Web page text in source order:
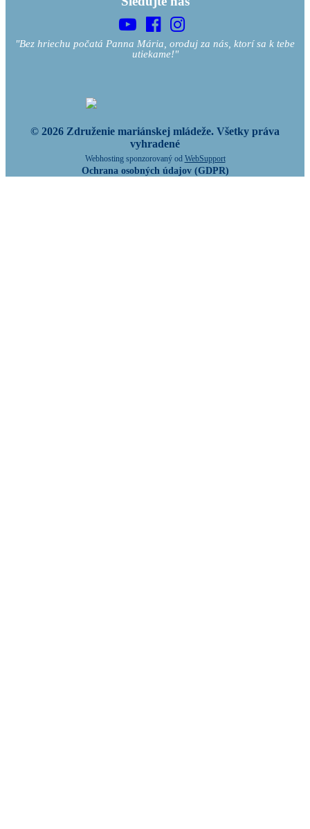
"Bez hriechu počatá Panna Mária, oroduj za nás, ktorí sa k tebe
utiekame!"
© 2026 Združenie mariánskej mládeže. Všetky práva
vyhradené
Webhosting sponzorovaný od WebSupport
Ochrana osobných údajov (GDPR)